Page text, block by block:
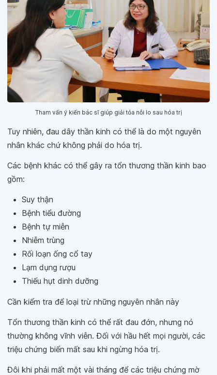
Tham vấn ý kiến bác sĩ giúp giải tỏa nỗi lo sau hóa trị
Tuy nhiên, đau dây thần kinh có thể là do một nguyên
nhân khác chứ không phải do hóa trị.
Các bệnh khác có thể gây ra tổn thương thần kinh bao
gồm:
Suy thận
Bệnh tiểu đường
Bệnh tự miễn
Nhiễm trùng
Rối loạn ống cổ tay
Lạm dụng rượu
Thiếu hụt dinh dưỡng
Cần kiểm tra để loại trừ những nguyên nhân này
Tổn thương thần kinh có thể rất đau đớn, nhưng nó
thường không vĩnh viễn. Đối với hầu hết mọi người, các
triệu chứng biến mất sau khi ngừng hóa trị.
Đôi khi phải mất một vài tháng để các triệu chứng mờ